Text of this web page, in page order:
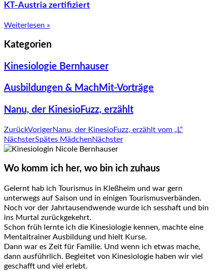
KT-Austria zertifiziert
Weiterlesen »
Kategorien
Kinesiologie Bernhauser
Ausbildungen & MachMit-Vorträge
Nanu, der KinesioFuzz, erzählt
ZurückVorigerNanu, der KinesioFuzz, erzählt vom „L“
NächsterSpätes MädchenNächster
Wo komm ich her, wo bin ich zuhaus
Gelernt hab ich Tourismus in Kleßheim und war gern
unterwegs auf Saison und in einigen Tourismusverbänden.
Noch vor der Jahrtausendwende wurde ich sesshaft und bin
ins Murtal zurückgekehrt.
Schon früh lernte ich die Kinesiologie kennen, machte eine
Mentaltrainer Ausbildung und hielt Kurse.
Dann war es Zeit für Familie. Und wenn ich etwas mache,
dann ausführlich. Begleitet von Kinesiologie haben wir viel
geschafft und viel erlebt.